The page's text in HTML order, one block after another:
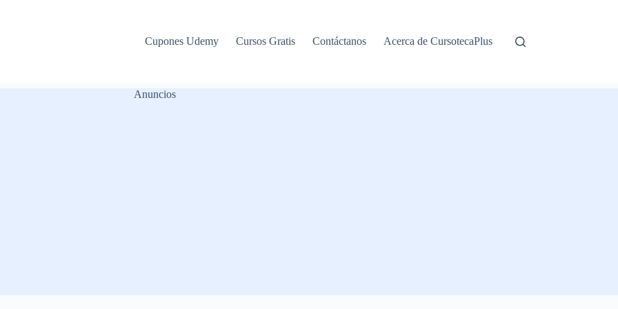
Cupones Udemy Cursos Gratis Contáctanos Acerca de CursotecaPlus
Anuncios